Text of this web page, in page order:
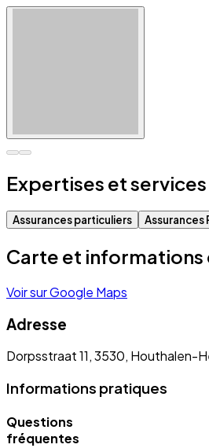
Expertises et services
Assurances particuliers Assurances
Carte et informations
Voir sur Google Maps
Adresse
Dorpsstraat 11, 3530, Houthalen-
Informations pratiques
Questions
fréquentes